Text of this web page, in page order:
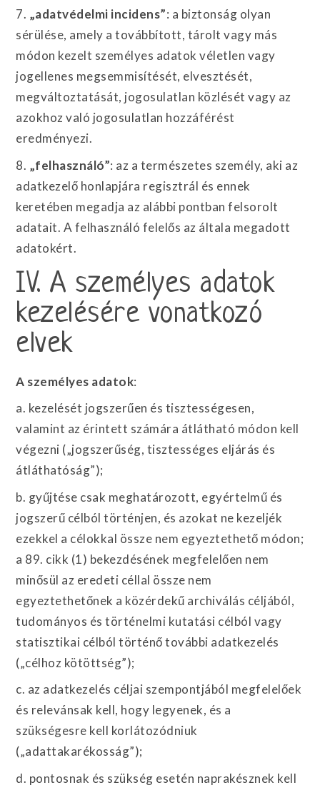
7. „adatvédelmi incidens”: a biztonság olyan
sérülése, amely a továbbított, tárolt vagy más
módon kezelt személyes adatok véletlen vagy
jogellenes megsemmisítését, elvesztését,
megváltoztatását, jogosulatlan közlését vagy az
azokhoz való jogosulatlan hozzáférést
eredményezi.
8. „felhasználó”: az a természetes személy, aki az
adatkezelő honlapjára regisztrál és ennek
keretében megadja az alábbi pontban felsorolt
adatait. A felhasználó felelős az általa megadott
adatokért.
IV. A személyes adatok
kezelésére vonatkozó
elvek
A személyes adatok:
a. kezelését jogszerűen és tisztességesen,
valamint az érintett számára átlátható módon kell
végezni („jogszerűség, tisztességes eljárás és
átláthatóság”);
b. gyűjtése csak meghatározott, egyértelmű és
jogszerű célból történjen, és azokat ne kezeljék
ezekkel a célokkal össze nem egyeztethető módon;
a 89. cikk (1) bekezdésének megfelelően nem
minősül az eredeti céllal össze nem
egyeztethetőnek a közérdekű archiválás céljából,
tudományos és történelmi kutatási célból vagy
statisztikai célból történő további adatkezelés
(„célhoz kötöttség”);
c. az adatkezelés céljai szempontjából megfelelőek
és relevánsak kell, hogy legyenek, és a
szükségesre kell korlátozódniuk
(„adattakarékosság”);
d. pontosnak és szükség esetén naprakésznek kell